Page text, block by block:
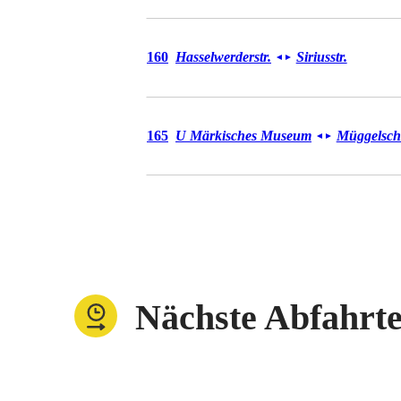
Bus 160
160 Hasselwerderstr. ◄ ► Siriusstr.
Bus 165
165 U Märkisches Museum ◄ ►
Nächste